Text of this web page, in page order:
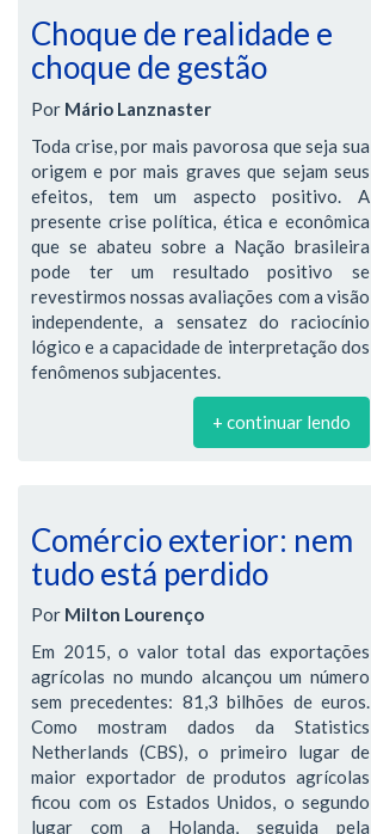
Choque de realidade e
choque de gestão
Por Mário Lanznaster
Toda crise, por mais pavorosa que seja sua
origem e por mais graves que sejam seus
efeitos, tem um aspecto positivo. A
presente crise política, ética e econômica
que se abateu sobre a Nação brasileira
pode ter um resultado positivo se
revestirmos nossas avaliações com a visão
independente, a sensatez do raciocínio
lógico e a capacidade de interpretação dos
fenômenos subjacentes.
+ continuar lendo
Comércio exterior: nem
tudo está perdido
Por Milton Lourenço
Em 2015, o valor total das exportações
agrícolas no mundo alcançou um número
sem precedentes: 81,3 bilhões de euros.
Como mostram dados da Statistics
Netherlands (CBS), o primeiro lugar de
maior exportador de produtos agrícolas
ficou com os Estados Unidos, o segundo
lugar com a Holanda, seguida pela